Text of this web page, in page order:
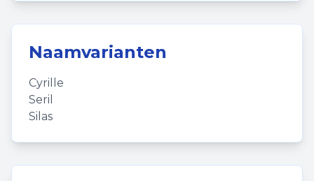
Naamvarianten
Cyrille
Seril
Silas